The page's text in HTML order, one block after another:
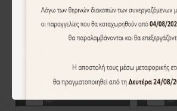
20.80€